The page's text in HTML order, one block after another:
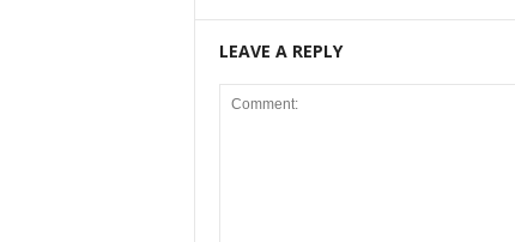
LEAVE A REPLY